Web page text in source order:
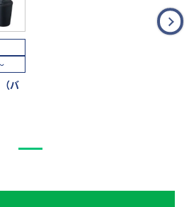
バ